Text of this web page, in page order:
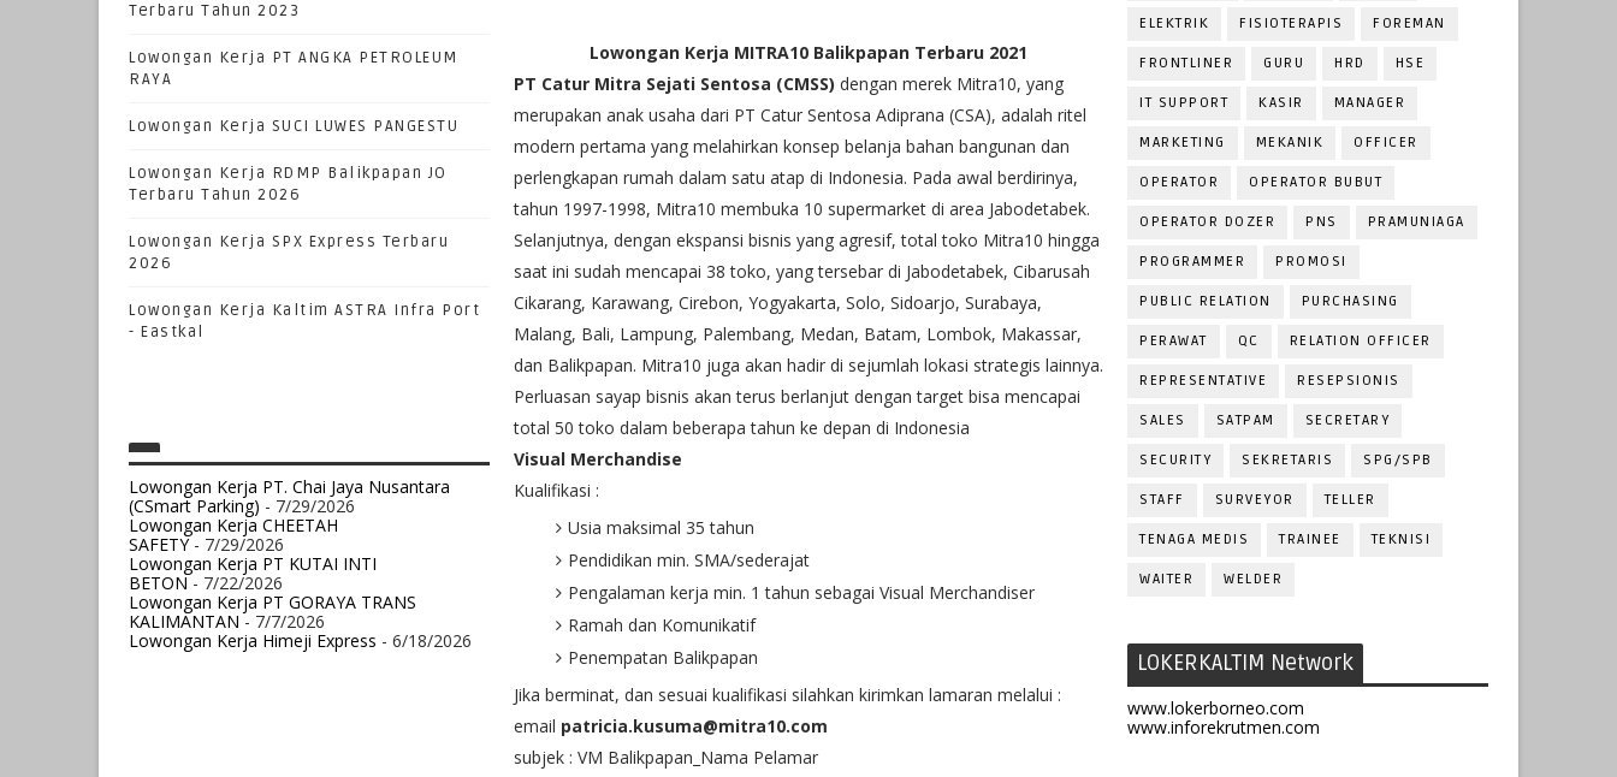
Terbaru Tahun 2023
Lowongan Kerja PT ANGKA PETROLEUM
RAYA
Lowongan Kerja SUCI LUWES PANGESTU
Lowongan Kerja RDMP Balikpapan JO
Terbaru Tahun 2026
Lowongan Kerja SPX Express Terbaru
2026
Lowongan Kerja Kaltim ASTRA Infra Port
- Eastkal
Lowongan Kerja PT. Chai Jaya Nusantara
(CSmart Parking) - 7/29/2026
Lowongan Kerja CHEETAH
SAFETY- 7/29/2026
Lowongan Kerja PT KUTAI INTI
BETON- 7/22/2026
Lowongan Kerja PT GORAYA TRANS
KALIMANTAN- 7/7/2026
Lowongan Kerja Himeji Express - 6/18/2026
Lowongan Kerja MITRA10 Balikpapan Terbaru 2021
PT Catur Mitra Sejati Sentosa (CMSS) dengan merek Mitra10, yang
merupakan anak usaha dari PT Catur Sentosa Adiprana (CSA), adalah ritel
modern pertama yang melahirkan konsep belanja bahan bangunan dan
perlengkapan rumah dalam satu atap di Indonesia. Pada awal berdirinya,
tahun 1997-1998, Mitra10 membuka 10 supermarket di area Jabodetabek.
Selanjutnya, dengan ekspansi bisnis yang agresif, total toko Mitra10 hingga
saat ini sudah mencapai 38 toko, yang tersebar di Jabodetabek, Cibarusah
Cikarang, Karawang, Cirebon, Yogyakarta, Solo, Sidoarjo, Surabaya,
Malang, Bali, Lampung, Palembang, Medan, Batam, Lombok, Makassar,
dan Balikpapan. Mitra10 juga akan hadir di sejumlah lokasi strategis lainnya.
Perluasan sayap bisnis akan terus berlanjut dengan target bisa mencapai
total 50 toko dalam beberapa tahun ke depan di Indonesia
Visual Merchandise
Kualifikasi :
Usia maksimal 35 tahun
Pendidikan min. SMA/sederajat
Pengalaman kerja min. 1 tahun sebagai Visual Merchandiser
Ramah dan Komunikatif
Penempatan Balikpapan
Jika berminat, dan sesuai kualifikasi silahkan kirimkan lamaran melalui :
email patricia.kusuma@mitra10.com
subjek : VM Balikpapan_Nama Pelamar
ELEKTRIK FISIOTERAPIS FOREMAN
FRONTLINER GURU HRD HSE
IT SUPPORT KASIR MANAGER
MARKETING MEKANIK OFFICER
OPERATOR OPERATOR BUBUT
OPERATOR DOZER PNS PRAMUNIAGA
PROGRAMMER PROMOSI
PUBLIC RELATION PURCHASING
PERAWAT QC RELATION OFFICER
REPRESENTATIVE RESEPSIONIS
SALES SATPAM SECRETARY
SECURITY SEKRETARIS SPG/SPB
STAFF SURVEYOR TELLER
TENAGA MEDIS TRAINEE TEKNISI
WAITER WELDER
LOKERKALTIM Network
www.lokerborneo.com
www.inforekrutmen.com